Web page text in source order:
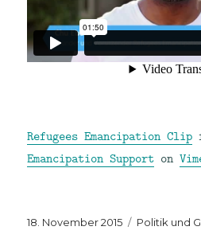
Refugees Emancipation Clip
Emancipation Support on
Veröffentlicht
18. November 2015 Kategorien
Politik und